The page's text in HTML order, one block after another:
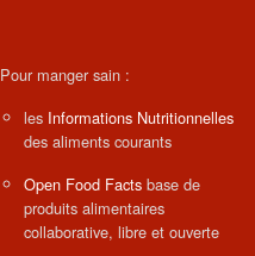
Pour manger sain :
les Informations Nutritionnelles
des aliments courants
Open Food Facts base de
produits alimentaires
collaborative, libre et ouverte